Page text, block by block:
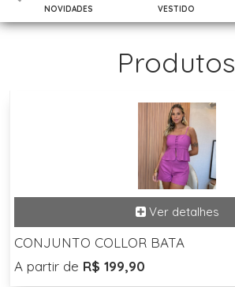
NOVIDADES VESTIDO
Produtos
CONJUNTO COLLOR BATA
A partir de R$ 199,90